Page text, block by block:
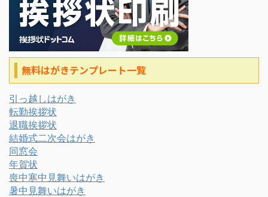
無料はがきテンプレート一覧
引っ越しはがき
転勤挨拶状
退職挨拶状
結婚式二次会はがき
同窓会
年賀状
喪中寒中見舞いはがき
暑中見舞いはがき